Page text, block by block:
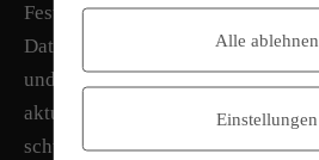
Festplatten führt zu gravierenden
Datenmissbrauch,
und dem Verlust wichtiger
aktuelles Beispiel aus Österreich
schwerwiegend die Folgen eines
Alle ablehnen
Einstellungen